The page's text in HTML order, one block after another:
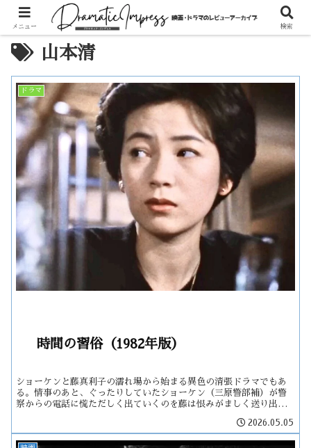
山本清
ドラマ
時間の習俗（1982年版）
ショーケンと藤真利子の濡れ場から始まる異色の清張ドラマでもあ
る。情事のあと、ぐったりしていたショーケン（三原警部補）が警
察からの電話に慌ただしく出ていくのを藤は恨みがましく送り出
2026.05.05
メニュー 検索